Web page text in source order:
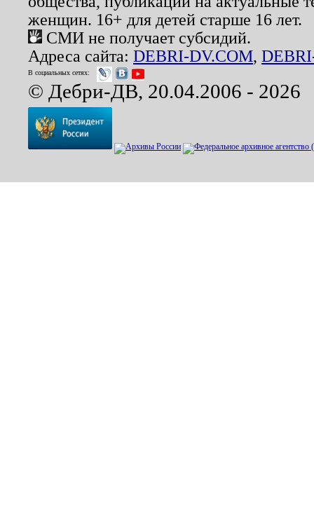
женщин. 16+ для детей старше 16 лет.
СМИ не получает субсидий.
Адреса сайта: DEBRI-DV.COM,
В социальных сетях:
© Дебри-ДВ, 20.04.2006 - 2026